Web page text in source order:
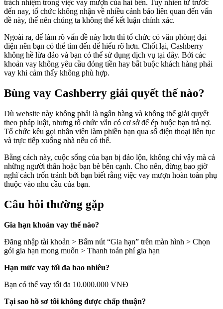
trách nhiệm trong việc vay mượn của hai bên. Tuy nhiên từ trước
đến nay, tổ chức không nhận về nhiều cảnh báo liên quan đến vấn
đề này, thế nên chúng ta không thể kết luận chính xác.
Ngoài ra, để làm rõ vấn đề này hơn thì tổ chức có văn phòng đại
diện nên bạn có thể tìm đến để hiểu rõ hơn. Chốt lại, Cashberry
không hề lừa đảo và bạn có thể sử dụng dịch vụ tại đây. Bởi các
khoản vay không yêu cầu đóng tiền hay bắt buộc khách hàng phải
vay khi cảm thấy không phù hợp.
Bùng vay Cashberry giải quyết thế nào?
Dù website này không phải là ngân hàng và không thể giải quyết
theo pháp luật, nhưng tổ chức vẫn có cơ sở để ép buộc bạn trả nợ.
Tổ chức kêu gọi nhân viên làm phiền bạn qua số điện thoại liên tục
và trực tiếp xuống nhà nếu có thể.
Bằng cách này, cuộc sống của bạn bị đảo lộn, không chỉ vậy mà cả
những người thân hoặc bạn bè bên cạnh. Cho nên, đừng bao giờ
nghĩ cách trốn tránh bởi bạn biết rằng việc vay mượn hoàn toàn phụ
thuộc vào nhu cầu của bạn.
Câu hỏi thường gặp
Gia hạn khoản vay thế nào?
Đăng nhập tài khoản > Bấm nút “Gia hạn” trên màn hình > Chọn
gói gia hạn mong muốn > Thanh toán phí gia hạn
Hạn mức vay tối đa bao nhiêu?
Bạn có thể vay tối đa 10.000.000 VNĐ
Tại sao hồ sơ tôi không được chấp thuận?